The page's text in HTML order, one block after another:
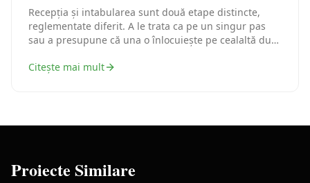
Recepția și intabularea sunt două etape distincte,
reglementate diferit. A le trata ca pe un singur pas
sau a presupune că una o înlocuiește pe cealaltă duce
închiderea dosarului unei case.
Citește mai mult
Proiecte Similare